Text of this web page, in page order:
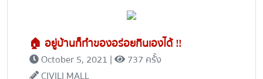
🏠 อยู่บ้านก็ทำของอร่อยกินเองได้ ‼️
October 5, 2021 |
737 ครั้้ง